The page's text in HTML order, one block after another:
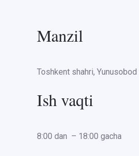
Manzil
Toshkent shahri,
Ish vaqti
8:00 dan – 18:00 gacha